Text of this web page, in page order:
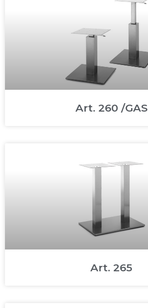
Art. 260 /GAS
Art. 265